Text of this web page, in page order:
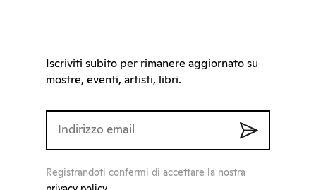
Iscriviti subito per rimanere aggiornato su
mostre, eventi, artisti, libri.
Registrandoti confermi di accettare la nostra